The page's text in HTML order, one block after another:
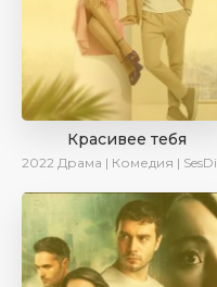
Красивее тебя
2022 Драма | Комедия | SesDizi | AveTurk | Turok1990